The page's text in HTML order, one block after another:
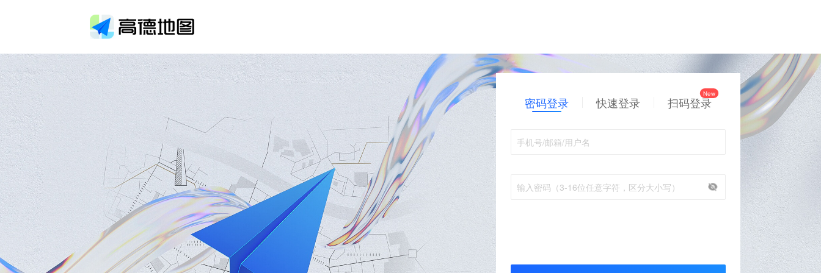
密码登录 快速登录 扫码登录
手机号/邮箱/用户名
输入密码（3-16位任意字符，区分大小写）